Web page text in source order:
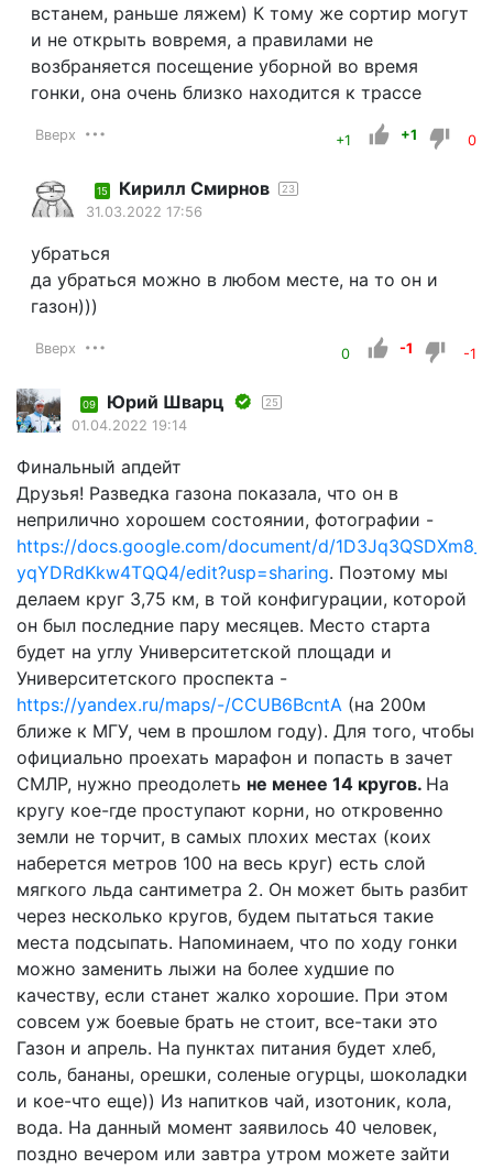
встанем, раньше ляжем) К тому же сортир могут
и не открыть вовремя, а правилами не
возбраняется посещение уборной во время
гонки, она очень близко находится к трассе
Вверх +1 +1 0
15 Кирилл Смирнов 23
31.03.2022 17:56
убраться
да убраться можно в любом месте, на то он и
газон)))
Вверх 0 -1 -1
09 Юрий Шварц 25
01.04.2022 19:14
Финальный апдейт
Друзья! Разведка газона показала, что он в
неприлично хорошем состоянии, фотографии -
https://docs.google.com/document/d/
yqYDRdKkw4TQQ4/edit?usp=sharing. Поэтому мы
делаем круг 3,75 км, в той конфигурации, которой
он был последние пару месяцев. Место старта
будет на углу Университетской площади и
Университетского проспекта -
https://yandex.ru/maps/-/CCUB6BcntA (на 200м
ближе к МГУ, чем в прошлом году). Для того, чтобы
официально проехать марафон и попасть в зачет
СМЛР, нужно преодолеть не менее 14 кругов. На
кругу кое-где проступают корни, но откровенно
земли не торчит, в самых плохих местах (коих
наберется метров 100 на весь круг) есть слой
мягкого льда сантиметра 2. Он может быть разбит
через несколько кругов, будем пытаться такие
места подсыпать. Напоминаем, что по ходу гонки
можно заменить лыжи на более худшие по
качеству, если станет жалко хорошие. При этом
совсем уж боевые брать не стоит, все-таки это
Газон и апрель. На пунктах питания будет хлеб,
соль, бананы, орешки, соленые огурцы, шоколадки
и кое-что еще)) Из напитков чай, изотоник, кола,
вода. На данный момент заявилось 40 человек,
поздно вечером или завтра утром можете зайти